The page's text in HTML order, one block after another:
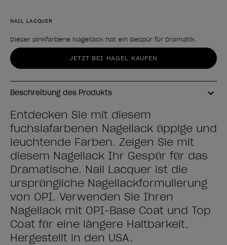
NAIL LACQUER
Dieser pinkfarbene Nagellack hat ein Gespür für Dramatik.
Form des Produkts
JETZT BEI HAGEL KAUFEN
Beschreibung des Produkts
Entdecken Sie mit diesem
fuchsiafarbenen Nagellack üppige und
leuchtende Farben. Zeigen Sie mit
diesem Nagellack Ihr Gespür für das
Dramatische. Nail Lacquer ist die
ursprüngliche Nagellackformulierung
von OPI. Verwenden Sie Ihren
Nagellack mit OPI-Base Coat und Top
Coat für eine längere Haltbarkeit.
Hergestellt in den USA.